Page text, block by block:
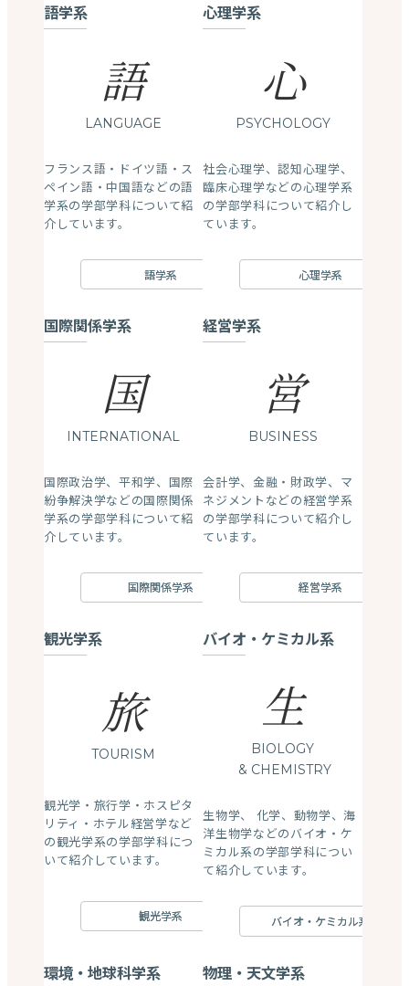
語学系
語
LANGUAGE
フランス語・ドイツ語・ス
ペイン語・中国語などの語
学系の学部学科について紹
介しています。
語学系
心理学系
心
PSYCHOLOGY
社会心理学、認知心理学、
臨床心理学などの心理学系
の学部学科について紹介し
ています。
心理学系
国際関係学系
国
INTERNATIONAL
国際政治学、平和学、国際
紛争解決学などの国際関係
学系の学部学科について紹
介しています。
国際関係学系
経営学系
営
BUSINESS
会計学、金融・財政学、マ
ネジメントなどの経営学系
の学部学科について紹介し
ています。
経営学系
観光学系
旅
TOURISM
観光学・旅行学・ホスピタ
リティ・ホテル経営学など
の観光学系の学部学科につ
いて紹介しています。
観光学系
バイオ・ケミカル系
生
BIOLOGY
& CHEMISTRY
生物学、 化学、動物学、海
洋生物学などのバイオ・ケ
ミカル系の学部学科につい
て紹介しています。
バイオ・ケミカル系
環境・地球科学系 物理・天文学系